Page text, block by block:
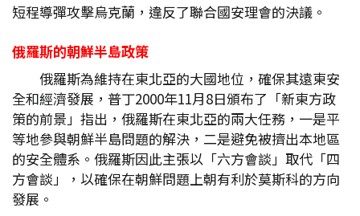
短程導彈攻擊烏克蘭，違反了聯合國安理會的決議。
俄羅斯的朝鮮半島政策
俄羅斯為維持在東北亞的大國地位，確保其遠東安
全和經濟發展，普丁2000年11月8日頒布了「新東方政
策的前景」指出，俄羅斯在東北亞的兩大任務，一是平
等地參與朝鮮半島問題的解決，二是避免被擠出本地區
的安全體系。俄羅斯因此主張以「六方會談」取代「四
方會談」，以確保在朝鮮問題上朝有利於莫斯科的方向
發展。